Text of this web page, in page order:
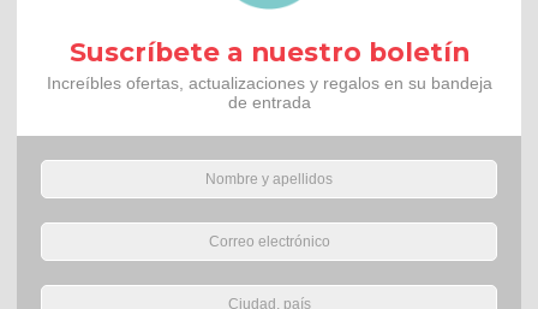
Suscríbete a nuestro boletín
Increíbles ofertas, actualizaciones y regalos en su bandeja
de entrada